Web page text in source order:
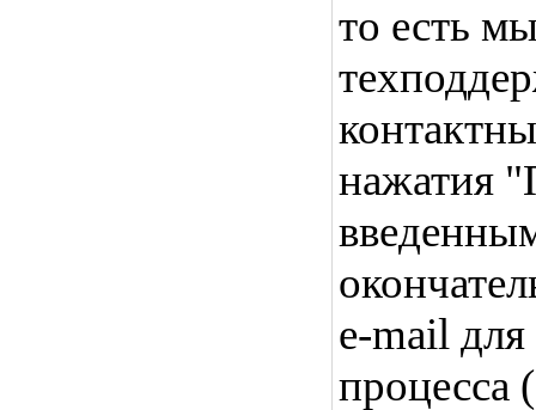
то есть
нажатия
e-mail
процесса